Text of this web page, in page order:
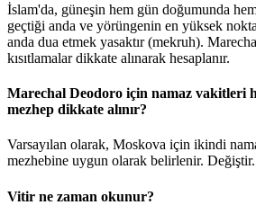
İslam'da, güneşin hem gün doğumunda
geçtiği anda ve yörüngenin en yüksek
anda dua etmek yasaktır (mekruh).
kısıtlamalar dikkate alınarak hesaplanır.
Marechal Deodoro için namaz vakitleri
mezhep dikkate alınır?
Varsayılan olarak, Moskova için ikindi
mezhebine uygun olarak belirlenir. Değiştir.
Vitir ne zaman okunur?